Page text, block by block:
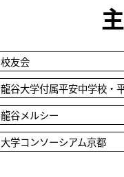
校友会
龍谷大学付属平安中学校・
龍谷メルシー
大学コンソーシアム京都